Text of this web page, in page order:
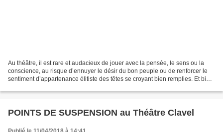
Au théâtre, il est rare et audacieux de jouer avec la pensée, le sens ou la
conscience, au risque d’ennuyer le désir du bon peuple ou de renforcer le
sentiment d’appartenance élitiste des têtes se croyant bien remplies. Et bien
POINTS DE SUSPENSION au Théâtre Clavel